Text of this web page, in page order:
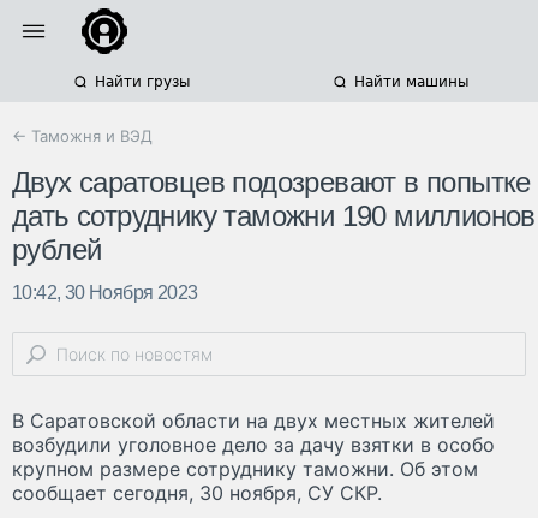
Найти грузы Найти машины
← Таможня и ВЭД
Двух саратовцев подозревают в попытке
дать сотруднику таможни 190 миллионов
рублей
10:42, 30 Ноября 2023
В Саратовской области на двух местных жителей
возбудили уголовное дело за дачу взятки в особо
крупном размере сотруднику таможни. Об этом
сообщает сегодня, 30 ноября, СУ СКР.